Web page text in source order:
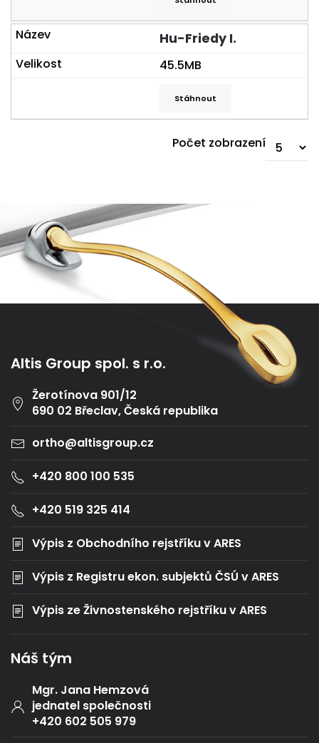
Hu-Friedy I.
45.5MB
Stáhnout
Počet zobrazení
Altis Group spol. s r.o.
Žerotínova 901/12
690 02 Břeclav, Česká republika
ortho@altisgroup.cz
+420 800 100 535
+420 519 325 414
Výpis z Obchodního rejstříku v ARES
Výpis z Registru ekon. subjektů ČSÚ v ARES
Výpis ze Živnostenského rejstříku v ARES
Náš tým
Mgr. Jana Hemzová
jednatel společnosti
+420 602 505 979